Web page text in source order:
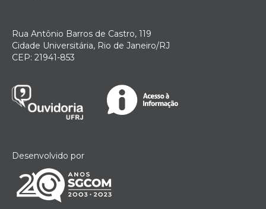
Rua Antônio Barros de Castro, 119
Cidade Universitária, Rio de Janeiro/RJ
CEP: 21941-853
Desenvolvido por